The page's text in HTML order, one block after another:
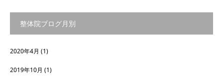
整体院ブログ月別
2020年4月 (1)
2019年10月 (1)